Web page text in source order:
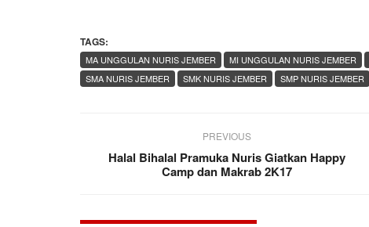
TAGS:
MA UNGGULAN NURIS JEMBER MI UNGGULAN NURIS JEMBER
SMA NURIS JEMBER
SMK NURIS JEMBER SMP NURIS JEMBER
PREVIOUS
Halal Bihalal Pramuka Nuris Giatkan Happy
Camp dan Makrab 2K17